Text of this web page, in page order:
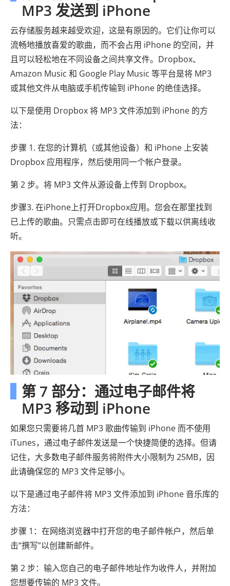
MP3 发送到 iPhone
云存储服务越来越受欢迎，这是有原因的。它们让你可以
流畅地播放喜爱的歌曲，而不会占用 iPhone 的空间，并
且可以轻松地在不同设备之间共享文件。Dropbox、
Amazon Music 和 Google Play Music 等平台是将 MP3
或其他文件从电脑或手机传输到 iPhone 的绝佳选择。
以下是使用 Dropbox 将 MP3 文件添加到 iPhone 的方
法：
步骤 1. 在您的计算机（或其他设备）和 iPhone 上安装
Dropbox 应用程序，然后使用同一个帐户登录。
第 2 步。将 MP3 文件从源设备上传到 Dropbox。
步骤3. 在iPhone上打开Dropbox应用。您会在那里找到
已上传的歌曲。只需点击即可在线播放或下载以供离线收
听。
第 7 部分：通过电子邮件将
MP3 移动到 iPhone
如果您只需要将几首 MP3 歌曲传输到 iPhone 而不使用
iTunes，通过电子邮件发送是一个快捷简便的选择。但请
记住，大多数电子邮件服务将附件大小限制为 25MB，因
此请确保您的 MP3 文件足够小。
以下是通过电子邮件将 MP3 文件添加到 iPhone 音乐库的
方法：
步骤 1：在网络浏览器中打开您的电子邮件帐户，然后单
击“撰写”以创建新邮件。
第 2 步：输入您自己的电子邮件地址作为收件人，并附加
您想要传输的 MP3 文件。